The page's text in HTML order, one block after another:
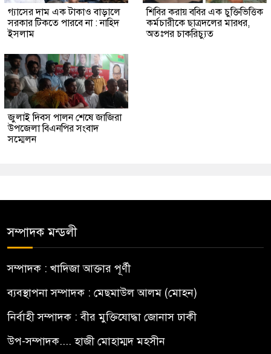
গ্যাসের দাম এক টাকাও বাড়ালে
সরকার টিকতে পারবে না : নাহিদ
ইসলাম
শিবির করায় ববির এক চুক্তিভিত্তিক
কর্মচারীকে ছাত্রদলের মারধর,
অতঃপর চাকরিচ্যুত
জুলাই দিবস পালন শেষে জাজিরা
উপজেলা বিএনপির সংবাদ
সম্মেলন
সম্পাদক মন্ডলী
সম্পাদক : খাদিজা আক্তার পূর্ণী
ব্যবস্থাপনা সম্পাদক : মেছমাউল আলম (মোহন)
নির্বাহী সম্পাদক : বীর মুক্তিযোদ্ধা জোনাস ঢাকী
উপ-সম্পাদক.... হাজী মোহাম্মদ মহসীন